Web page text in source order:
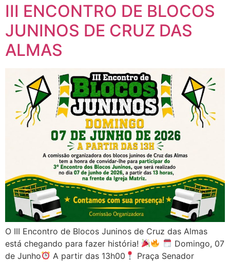
III ENCONTRO DE BLOCOS
JUNINOS DE CRUZ DAS
ALMAS
O III Encontro de Blocos Juninos de Cruz das Almas
está chegando para fazer história!
Domingo, 07
de Junho
A partir das 13h00
Praça Senador